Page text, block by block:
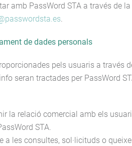
amb PassWord STA a través de
de dades personals
pels usuaris a través
seran tractades per PassWord
la relació comercial amb els
STA.
a les consultes, sol·licituds o